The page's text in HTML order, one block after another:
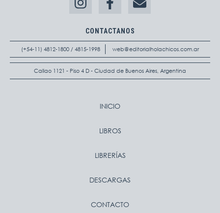
CONTACTANOS
(+54-11) 4812-1800 / 4815-1998 web@editorialholachicos.com.ar
Callao 1121 - Piso 4 D - Ciudad de Buenos Aires, Argentina
INICIO
LIBROS
LIBRERÍAS
DESCARGAS
CONTACTO